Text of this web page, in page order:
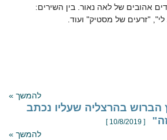
אהובים של לאה נאור. בין השירים:
"זרעים של מסטיק" ועוד.
להמשך »
הברוש בהרצליה שעליו נכתב
[ 10/8/2019 ]
להמשך »